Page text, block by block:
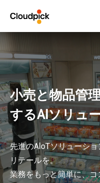
小売と物品管
するAIソリュ
先進のAloTソリューシ
リテールを。
業務をもっと簡単に、コ